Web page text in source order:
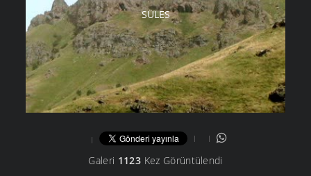
SÜLES
Galeri 1123Kez Görüntülendi